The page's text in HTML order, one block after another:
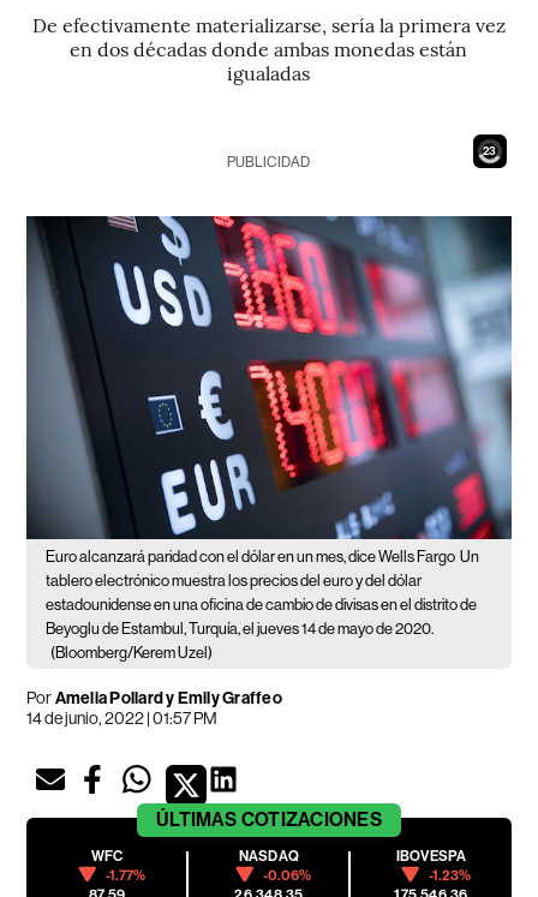
De efectivamente materializarse, sería la primera vez
en dos décadas donde ambas monedas están
igualadas
22
PUBLICIDAD
Euro alcanzará paridad con el dólar en un mes, dice Wells Fargo Un
tablero electrónico muestra los precios del euro y del dólar
estadounidense en una oficina de cambio de divisas en el distrito de
Beyoglu de Estambul, Turquía, el jueves 14 de mayo de 2020.
(Bloomberg/Kerem Uzel)
PorAmelia Pollard y Emily Graffeo
14 de junio, 2022 | 01:57 PM
ÚLTIMAS COTIZACIONES
WFC
-1.77%
NASDAQ
-0.06%
IBOVESPA
-1.23%